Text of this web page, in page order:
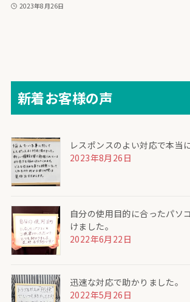
2023年8月26日
新着お客様の声
レスポンスのよい対応で本当
2023年8月26日
自分の使用目的に合ったパソ
けました。
2022年6月22日
迅速な対応で助かりました。
2022年5月26日